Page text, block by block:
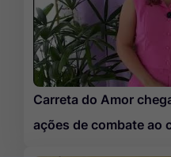
Carreta do Amor
ações de combate ao